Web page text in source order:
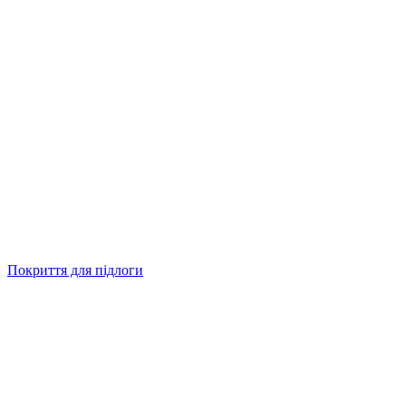
Покриття для підлоги